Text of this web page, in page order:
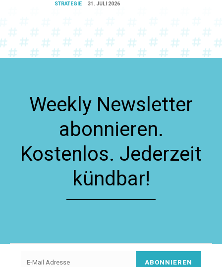
STRATEGIE 31. JULI 2026
Weekly Newsletter
abonnieren.
Kostenlos. Jederzeit
kündbar!
ABONNIEREN